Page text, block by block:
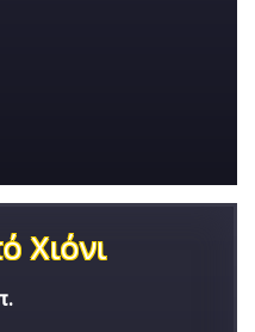
Χιόνι